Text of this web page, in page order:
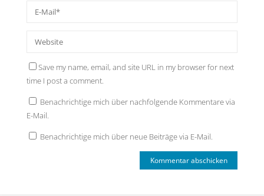
Save my name, email, and site URL in my browser for next
time I post a comment.
Benachrichtige mich über nachfolgende Kommentare via
E-Mail.
Benachrichtige mich über neue Beiträge via E-Mail.